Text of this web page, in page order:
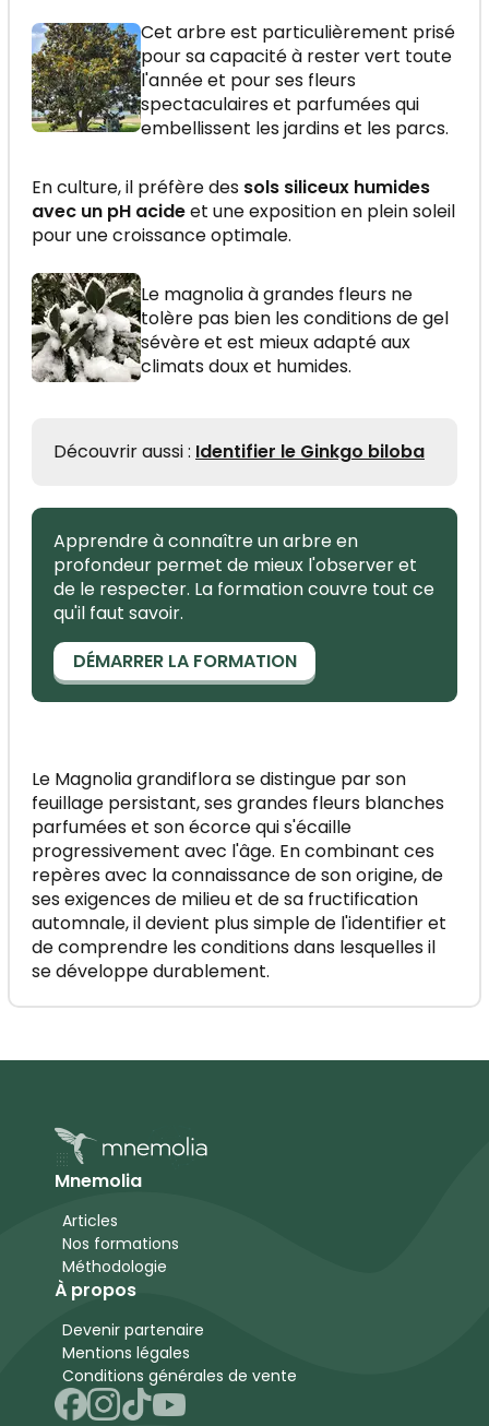
Cet arbre est particulièrement prisé
pour sa capacité à rester vert toute
l'année et pour ses fleurs
spectaculaires et parfumées qui
embellissent les jardins et les parcs.
En culture, il préfère des sols siliceux humides
avec un pH acideet une exposition en plein soleil
pour une croissance optimale.
Le magnolia à grandes fleurs ne
tolère pas bien les conditions de gel
sévère et est mieux adapté aux
climats doux et humides.
Découvrir aussi : Identifier le Ginkgo biloba
Apprendre à connaître un arbre en
profondeur permet de mieux l'observer et
de le respecter. La formation couvre tout ce
qu'il faut savoir.
DÉMARRER LA FORMATION
Le Magnolia grandiflora se distingue par son
feuillage persistant, ses grandes fleurs blanches
parfumées et son écorce qui s'écaille
progressivement avec l'âge. En combinant ces
repères avec la connaissance de son origine, de
ses exigences de milieu et de sa fructification
automnale, il devient plus simple de l'identifier et
de comprendre les conditions dans lesquelles il
se développe durablement.
Mnemolia
Articles
Nos formations
Méthodologie
À propos
Devenir partenaire
Mentions légales
Conditions générales de vente